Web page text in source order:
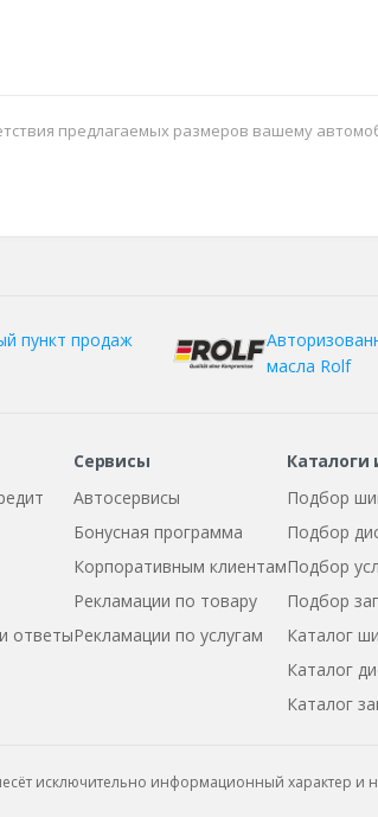
предлагаемых размеров вашему
пункт продаж
масла Rolf
ответы
Сервисы
Автосервисы
Бонусная программа
Корпоративным клиентам
Рекламации по товару
Рекламации по услугам
Подбор
Подбор
Подбор
Подбор
Каталог
Каталог
Каталог
исключительно информационный характер и